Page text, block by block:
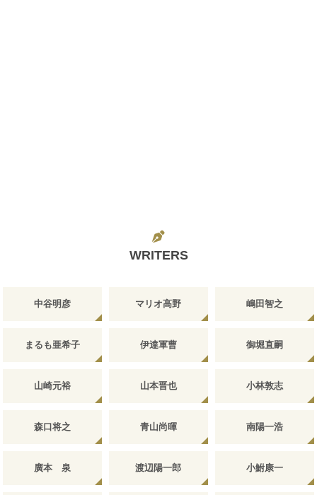
WRITERS
中谷明彦 マリオ高野 嶋田智之
まるも亜希子 伊達軍曹 御堀直嗣
山崎元裕 山本晋也 小林敦志
森口将之 青山尚暉 南陽一浩
廣本 泉 渡辺陽一郎 小鮒康一